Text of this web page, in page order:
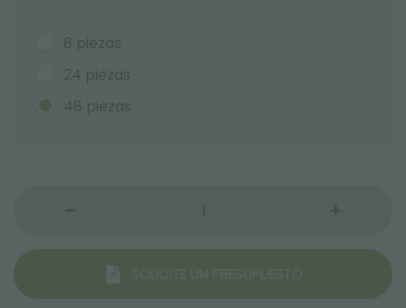
8 piezas
24 piezas
48 piezas
SOLICITE UN PRESUPUESTO